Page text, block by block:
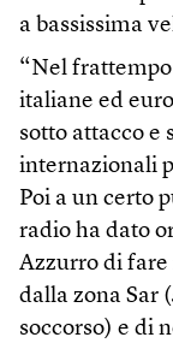
a bassissima
“Nel
italiane ed
sotto attacco e
internazionali
Poi a un certo
radio ha dato
Azzurro di
dalla zona Sar (
soccorso) e di